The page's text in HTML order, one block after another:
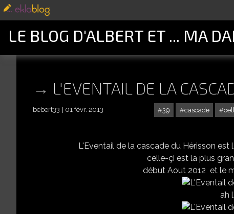
LE BLOG D'ALBERT ET ... MA
L'EVENTAIL DE LA
39 cascade
bebert33 01 févr. 2013
L'Eventail de la cascade du Hérisson
celle-çi est la plus
début Aout 2012 et le
ah